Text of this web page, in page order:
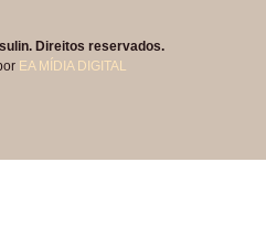
Direitos reservados.
EA MÍDIA DIGITAL